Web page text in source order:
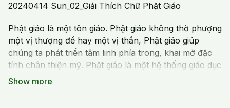
20240414 Sun_02_Giải Thích Chữ Phật Giáo
Phật giáo là một tôn giáo. Phật giáo không thờ phượng
một vị thượng đế hay một vị thần, Phật giáo giúp
chúng ta phát triển tâm linh phía trong, khai mở đặc
tính chân thiện mỹ. Phật giáo là một hệ thống giáo dục
dạy chúng ta đạo làm người, Hiếu thảo với cha mẹ,